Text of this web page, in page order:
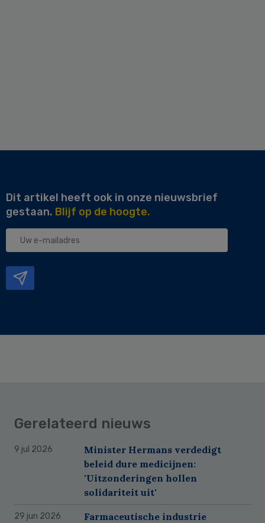
Dit artikel heeft ook in onze nieuwsbrief
gestaan. Blijf op de hoogte.
Uw
Gerelateerd nieuws
9 jul 2026
Minister Hermans verdedigt
beleid dure medicijnen:
'Uitzonderingen hollen
solidariteit uit'
29 jun 2026
Farmaceutische industrie